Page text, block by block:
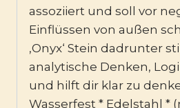
assoziiert und soll vor
Einflüssen von außen
‚Onyx‘ Stein dadrunter
analytische Denken,
und hilft dir klar zu
Wasserfest * Edelstahl *